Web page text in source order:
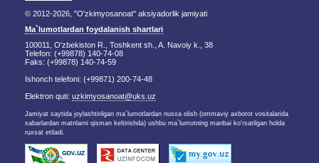
© 2012-2026, "O'zkimyosanoat" aksiyadorlik jamiyati
Ma`lumotlardan foydalanish shartlari
100011, O'zbekiston R., Toshkent sh., A. Navoiy k., 38
Telefon: (+99878) 140-74-08
Faks: (+99878) 140-74-59
Ishonch telefoni: (+99871) 200-74-48
Elektron quti: uzkimyosanoat@uks.uz
Jamiyat saytida joylashtirilgan ma`lumotlardan nusxa olish (ommaviy axborot vositalarida
xabarlardan matnlarni qisman keltirishda) ushbu ma`lumotning manbai ko'rsatilgan holda
ruxsat etiladi.